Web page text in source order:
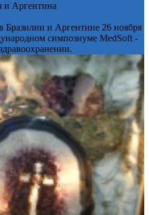
и Аргентина
Бразилии и Аргентине 26 ноября
симпозиуме MedSoft -